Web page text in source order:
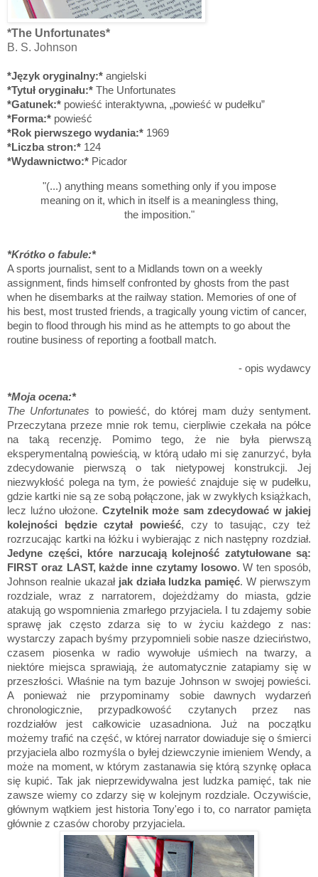
*The Unfortunates*
B. S. Johnson
*Język oryginalny:* angielski
*Tytuł oryginału:* The Unfortunates
*Gatunek:* powieść interaktywna, „powieść w pudełku”
*Forma:* powieść
*Rok pierwszego wydania:* 1969
*Liczba stron:* 124
*Wydawnictwo:* Picador
"(...) anything means something only if you impose
meaning on it, which in itself is a meaningless thing,
the imposition."
*Krótko o fabule:*
A sports journalist, sent to a Midlands town on a weekly
assignment, finds himself confronted by ghosts from the past
when he disembarks at the railway station. Memories of one of
his best, most trusted friends, a tragically young victim of cancer,
begin to flood through his mind as he attempts to go about the
routine business of reporting a football match.
- opis wydawcy
*Moja ocena:*
The Unfortunates to powieść, do której mam duży sentyment.
Przeczytana przeze mnie rok temu, cierpliwie czekała na półce
na taką recenzję. Pomimo tego, że nie była pierwszą
eksperymentalną powieścią, w którą udało mi się zanurzyć, była
zdecydowanie pierwszą o tak nietypowej konstrukcji. Jej
niezwykłość polega na tym, że powieść znajduje się w pudełku,
gdzie kartki nie są ze sobą połączone, jak w zwykłych książkach,
lecz luźno ułożone. Czytelnik może sam zdecydować w jakiej
kolejności będzie czytał powieść, czy to tasując, czy też
rozrzucając kartki na łóżku i wybierając z nich następny rozdział.
Jedyne części, które narzucają kolejność zatytułowane są:
FIRST oraz LAST, każde inne czytamy losowo. W ten sposób,
Johnson realnie ukazał jak działa ludzka pamięć. W pierwszym
rozdziale, wraz z narratorem, dojeżdżamy do miasta, gdzie
atakują go wspomnienia zmarłego przyjaciela. I tu zdajemy sobie
sprawę jak często zdarza się to w życiu każdego z nas:
wystarczy zapach byśmy przypomnieli sobie nasze dzieciństwo,
czasem piosenka w radio wywołuje uśmiech na twarzy, a
niektóre miejsca sprawiają, że automatycznie zatapiamy się w
przeszłości. Właśnie na tym bazuje Johnson w swojej powieści.
A ponieważ nie przypominamy sobie dawnych wydarzeń
chronologicznie, przypadkowość czytanych przez nas
rozdziałów jest całkowicie uzasadniona. Już na początku
możemy trafić na część, w której narrator dowiaduje się o śmierci
przyjaciela albo rozmyśla o byłej dziewczynie imieniem Wendy, a
może na moment, w którym zastanawia się którą szynkę opłaca
się kupić. Tak jak nieprzewidywalna jest ludzka pamięć, tak nie
zawsze wiemy co zdarzy się w kolejnym rozdziale. Oczywiście,
głównym wątkiem jest historia Tony'ego i to, co narrator pamięta
głównie z czasów choroby przyjaciela.